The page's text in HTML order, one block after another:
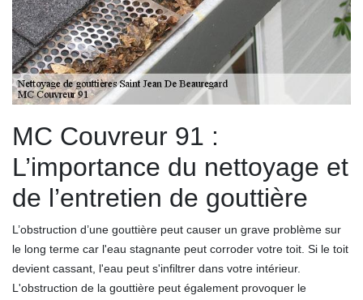
MC Couvreur 91 :
L’importance du nettoyage et
de l’entretien de gouttière
L’obstruction d’une gouttière peut causer un grave problème sur
le long terme car l'eau stagnante peut corroder votre toit. Si le toit
devient cassant, l'eau peut s'infiltrer dans votre intérieur.
L'obstruction de la gouttière peut également provoquer le